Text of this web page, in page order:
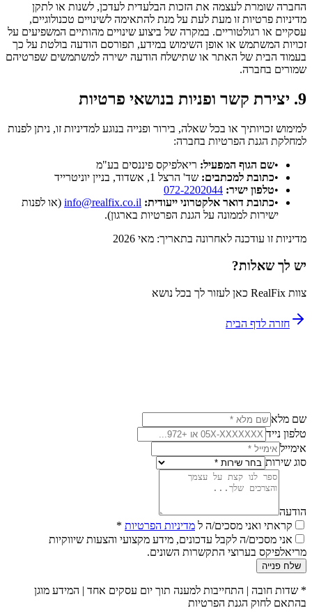
החברה שומרת לעצמה את הזכות הבלעדית לעדכן, לשנות או לתקן
מדיניות פרטיות זו מעת לעת על מנת להתאימה לשינויים טכנולוגיים,
עסקיים או רגולטוריים. במקרה של ביצוע שינויים מהותיים המשפיעים על
זכויות המשתמש או אופן השימוש במידע, תפורסם הודעה בולטת על כך
בעמוד הבית של האתר או שתישלח הודעה ישירה למשתמשים שפרטיהם
שמורים בחברה.
9. יצירת קשר ופניות בנושאי פרטיות
למימוש זכויותיך או בכל שאלה, בירור ופנייה בנוגע למדיניות זו, ניתן לפנות
למחלקת הגנת הפרטיות בחברה:
•שם הגוף המפעיל: ריאלפיקס פיננסים בע"מ
•כתובת למכתבים: שד' הרצל 1, אשדוד, בניין יוניטרייד
•טלפון ישיר: 072-2202044
•כתובת דואר אלקטרוני ייעודית: info@realfix.co.il (או לפנות
ישירות לממונה על הגנת הפרטיות בארגון).
מדיניות זו עודכנה לאחרונה בתאריך: מאי 2026
יש לך שאלות?
צוות RealFix כאן לעזור לך בכל נושא
חזרה לדף הבית
שם מלא
טלפון נייד
אימייל
סוג שירות
הודעה
קראתי ואני מסכים/ה ל מדיניות הפרטיות *
אני מסכים/ה לקבל עדכונים, מידע מקצועי והצעות שיווקיות
מריאלפיקס בערוצי התקשרות השונים.
שלח פנייה
* שדות חובה | התחייבות למענה תוך יום עסקים אחד | המידע מוגן
בהתאם לחוק הגנת הפרטיות